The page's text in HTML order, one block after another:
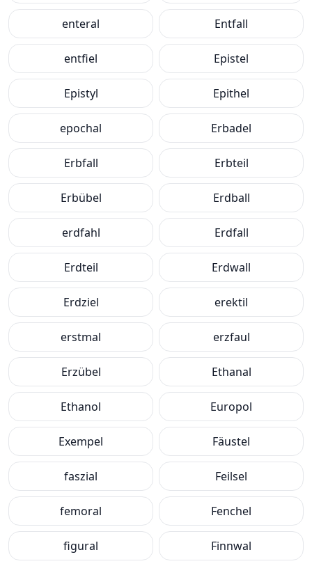
enteral Entfall
entfiel Epistel
Epistyl Epithel
epochal Erbadel
Erbfall Erbteil
Erbübel Erdball
erdfahl Erdfall
Erdteil Erdwall
Erdziel erektil
erstmal erzfaul
Erzübel Ethanal
Ethanol Europol
Exempel Fäustel
faszial Feilsel
femoral Fenchel
figural Finnwal